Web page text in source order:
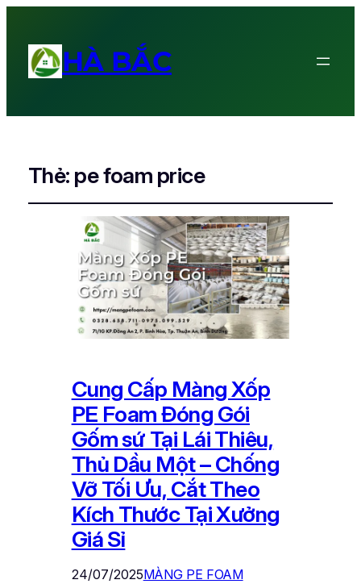
HÀ BẮC
Thẻ: pe foam price
Cung Cấp Màng Xốp
PE Foam Đóng Gói
Gốm sứ Tại Lái Thiêu,
Thủ Dầu Một – Chống
Vỡ Tối Ưu, Cắt Theo
Kích Thước Tại Xưởng
Giá Sỉ
24/07/2025MÀNG PE FOAM